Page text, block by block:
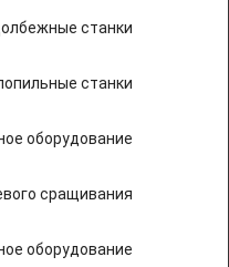
станки
станки
оборудование
сращивания
оборудование